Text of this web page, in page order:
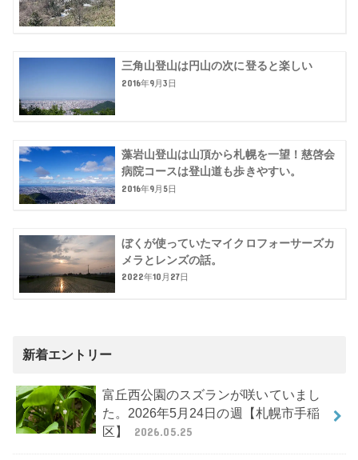
三角山登山は円山の次に登ると楽しい
2016年9月3日
藻岩山登山は山頂から札幌を一望！慈啓会
病院コースは登山道も歩きやすい。
2016年9月5日
ぼくが使っていたマイクロフォーサーズカ
メラとレンズの話。
2022年10月27日
新着エントリー
富丘西公園のスズランが咲いていまし
た。2026年5月24日の週【札幌市手稲
区】
2026.05.25